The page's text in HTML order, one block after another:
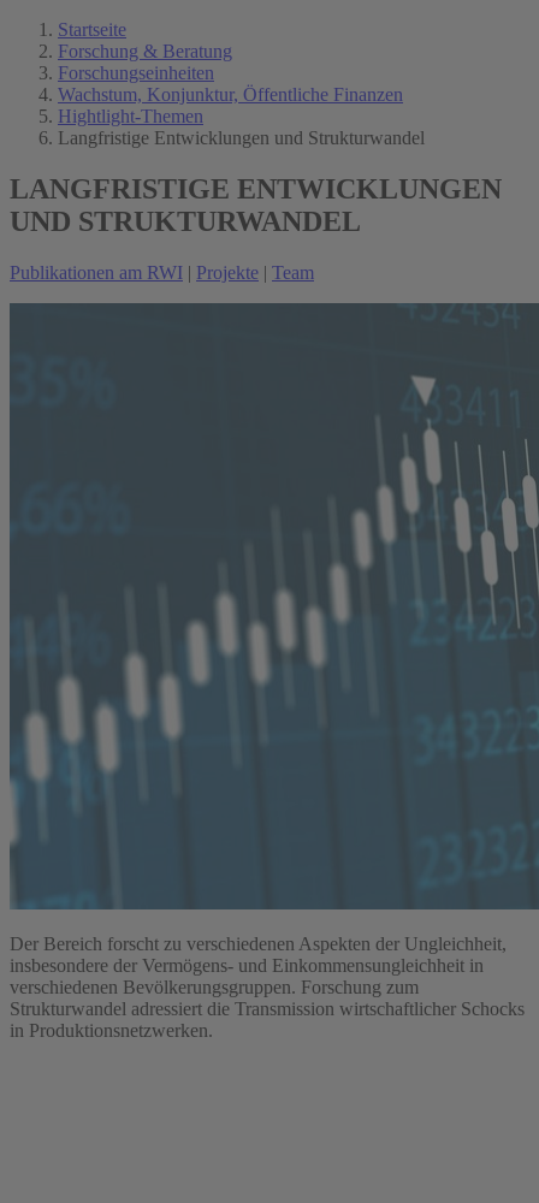
Startseite
Forschung & Beratung
Forschungseinheiten
Wachstum, Konjunktur, Öffentliche Finanzen
Hightlight-Themen
Langfristige Entwicklungen und Strukturwandel
LANGFRISTIGE ENTWICKLUNGEN
UND STRUKTURWANDEL
Publikationen am RWI | Projekte | Team
Der Bereich forscht zu verschiedenen Aspekten der Ungleichheit,
insbesondere der Vermögens- und Einkommensungleichheit in
verschiedenen Bevölkerungsgruppen. Forschung zum
Strukturwandel adressiert die Transmission wirtschaftlicher Schocks
in Produktionsnetzwerken.